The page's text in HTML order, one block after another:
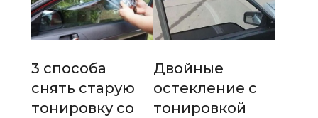
3 способа
снять старую
тонировку со
Двойные
остекление с
тонировкой